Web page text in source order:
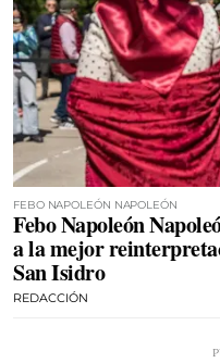
FEBO NAPOLEÓN NAPOLEÓN
Febo Napoleón
a la mejor
San Isidro
REDACCIÓN